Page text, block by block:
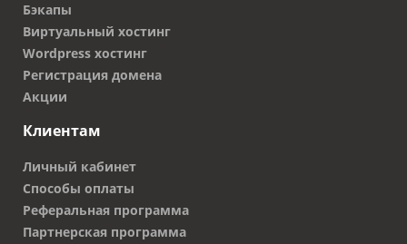
Бэкапы
Виртуальный хостинг
Wordpress хостинг
Регистрация домена
Акции
Клиентам
Личный кабинет
Способы оплаты
Реферальная программа
Партнерская программа